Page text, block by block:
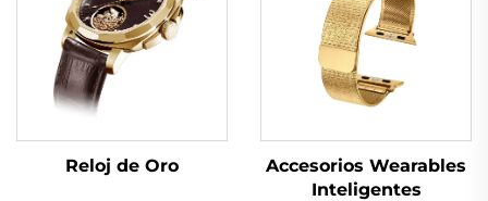
Reloj de Oro
Accesorios Wearables
Inteligentes